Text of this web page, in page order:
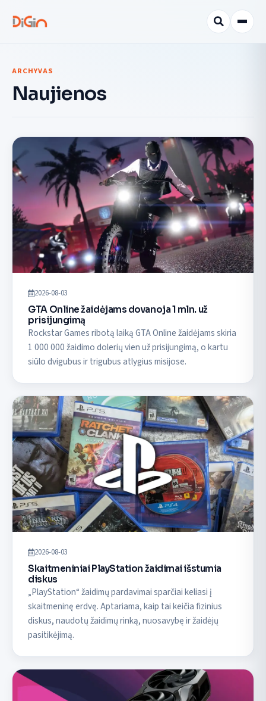
ARCHYVAS
Naujienos
2026-08-03
GTA Online žaidėjams dovanoja 1 mln. už
prisijungimą
Rockstar Games ribotą laiką GTA Online žaidėjams skiria
1 000 000 žaidimo dolerių vien už prisijungimą, o kartu
siūlo dvigubus ir trigubus atlygius misijose.
2026-08-03
Skaitmeniniai PlayStation žaidimai išstumia
diskus
„PlayStation“ žaidimų pardavimai sparčiai keliasi į
skaitmeninę erdvę. Aptariama, kaip tai keičia fizinius
diskus, naudotų žaidimų rinką, nuosavybę ir žaidėjų
pasitikėjimą.